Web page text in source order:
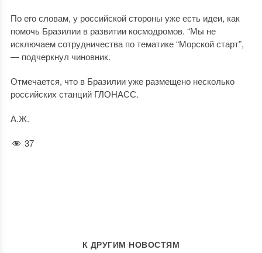
По его словам, у российской стороны уже есть идеи, как
помочь Бразилии в развитии космодромов. “Мы не
исключаем сотрудничества по тематике “Морской старт”,
— подчеркнул чиновник.
Отмечается, что в Бразилии уже размещено несколько
российских станций ГЛОНАСС.
А.Ж.
37
К ДРУГИМ НОВОСТЯМ